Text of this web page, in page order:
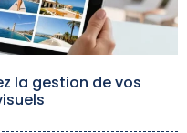
la gestion de vos